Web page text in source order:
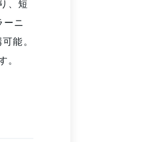
、短
ーニ
能。